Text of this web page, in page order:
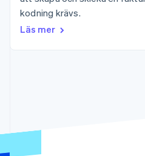
Radar
Bedrägeribekämpning
Atlas
Media och
Offentlig
kodning krävs.
Läs mer